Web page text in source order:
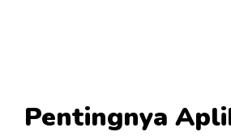
Pentingnya